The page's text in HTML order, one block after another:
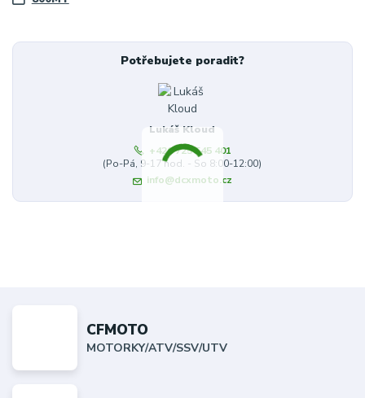
Potřebujete poradit?
Lukáš Kloud
+420 725 545 401
(Po-Pá, 9-17 hod. - So 8:00-12:00)
info@dcxmoto.cz
CFMOTO
MOTORKY/ATV/SSV/UTV